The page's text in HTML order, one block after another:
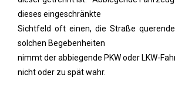
dieses eingeschränkte
Sichtfeld oft einen, die Straße
solchen Begebenheiten
nimmt der abbiegende PKW oder LKW-
nicht oder zu spät wahr.